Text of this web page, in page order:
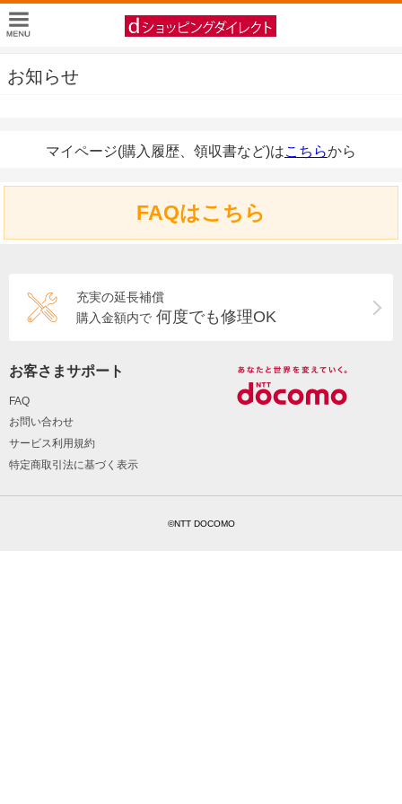
お知らせ
マイページ(購入履歴、領収書など)はこちらから
FAQはこちら
充実の延長補償
購入金額内で 何度でも修理OK
お客さまサポート
FAQ
お問い合わせ
サービス利用規約
特定商取引法に基づく表示
©NTT DOCOMO